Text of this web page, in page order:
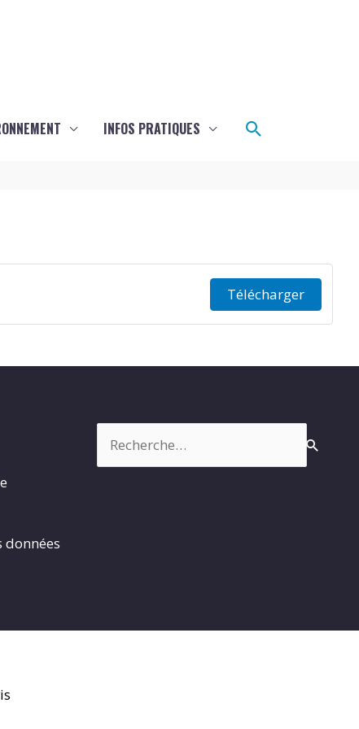
INFOS PRATIQUES Rechercher
Télécharger